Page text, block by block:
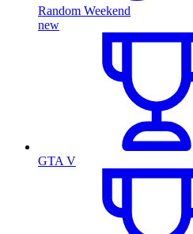
Random Weekend
new
GTA V